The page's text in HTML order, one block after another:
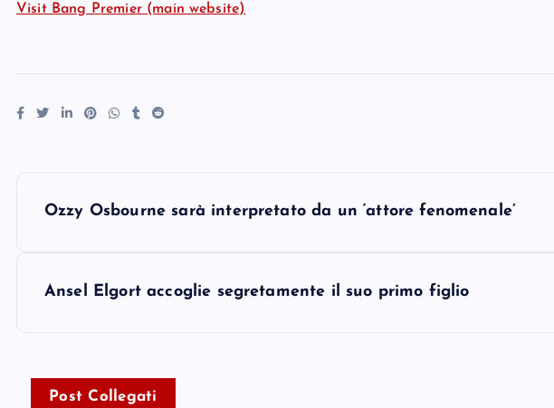
Visit Bang Premier (main website)
Ozzy Osbourne sarà interpretato da un ‘attore fenomenale’
Ansel Elgort accoglie segretamente il suo primo figlio
Post Collegati